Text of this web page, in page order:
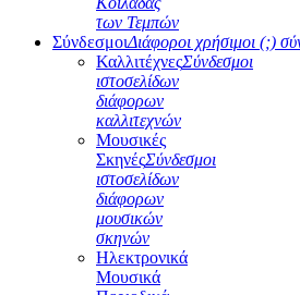
των Τεμπών
ΣύνδεσμοιΔιάφοροι χρήσιμοι (;)
ΚαλλιτέχνεςΣύνδεσμοι
ιστοσελίδων
διάφορων
καλλιτεχνών
Μουσικές
ΣκηνέςΣύνδεσμοι
ιστοσελίδων
διάφορων
μουσικών
σκηνών
Ηλεκτρονικά
Μουσικά